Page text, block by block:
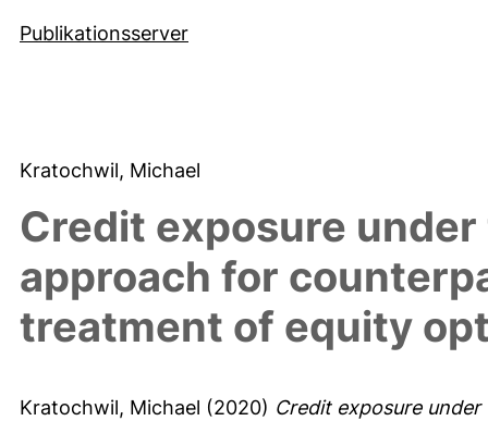
Publikationsserver
Kratochwil, Michael
Credit exposure
approach for
treatment of equity
Kratochwil, Michael (2020) Credit exposure